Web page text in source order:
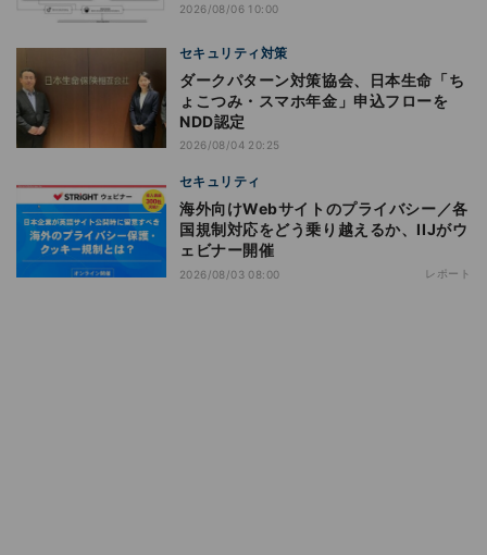
2026/08/06 10:00
セキュリティ対策
ダークパターン対策協会、日本生命「ち
ょこつみ・スマホ年金」申込フローを
NDD認定
2026/08/04 20:25
セキュリティ
海外向けWebサイトのプライバシー／各
国規制対応をどう乗り越えるか、IIJがウ
ェビナー開催
2026/08/03 08:00 レポート